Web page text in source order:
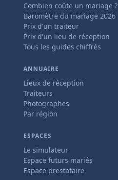
Combien coûte un mariage ?
Baromètre du mariage 2026
Prix d'un traiteur
Prix d'un lieu de réception
Tous les guides chiffrés
ANNUAIRE
Lieux de réception
Traiteurs
Photographes
Par région
ESPACES
Le simulateur
Espace futurs mariés
Espace prestataire